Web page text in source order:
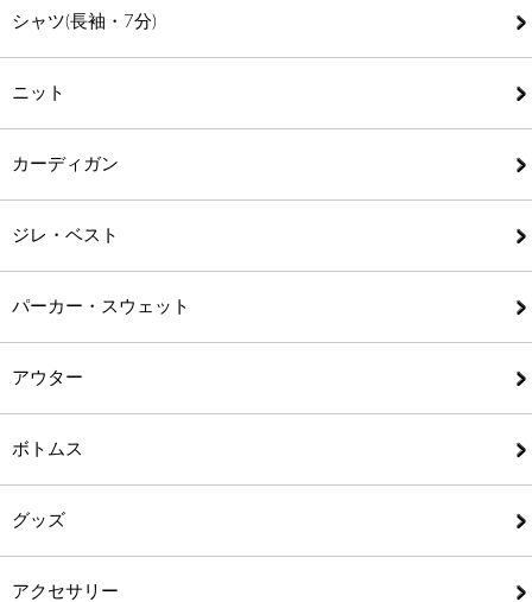
シャツ(長袖・7分)
ニット
カーディガン
ジレ・ベスト
パーカー・スウェット
アウター
ボトムス
グッズ
アクセサリー